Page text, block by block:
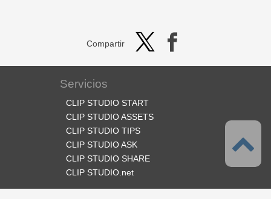
Compartir
Servicios
CLIP STUDIO START
CLIP STUDIO ASSETS
CLIP STUDIO TIPS
CLIP STUDIO ASK
CLIP STUDIO SHARE
CLIP STUDIO.net